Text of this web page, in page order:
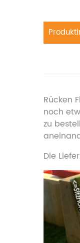
Rücken
noch
zu
Die